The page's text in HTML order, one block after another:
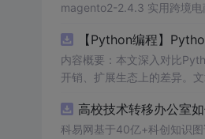
magento2-
【Python编程】
内容概要：本文深入对比
开销、扩展生态上的差异。
ers类型转换器、以及
增强、以及marshmallow的
高校技术转移办公室
科易网基于40亿+科创知识